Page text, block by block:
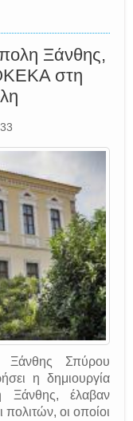
Ξάνθης,
στη
Ξάνθης Σπύρου
η δημιουργία
έλαβαν
οι οποίοι